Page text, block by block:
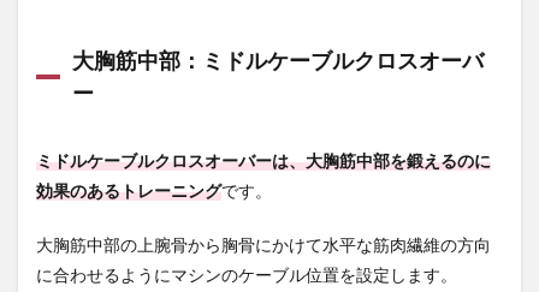
クロ
スオ
筋を
効果
よ
う！
大胸筋中部：ミドルケーブルクロスオーバ
ー
ミドルケーブルクロスオーバーは、大胸筋中部を鍛えるのに
効果のあるトレーニングです。
大胸筋中部の上腕骨から胸骨にかけて水平な筋肉繊維の方向
に合わせるようにマシンのケーブル位置を設定します。